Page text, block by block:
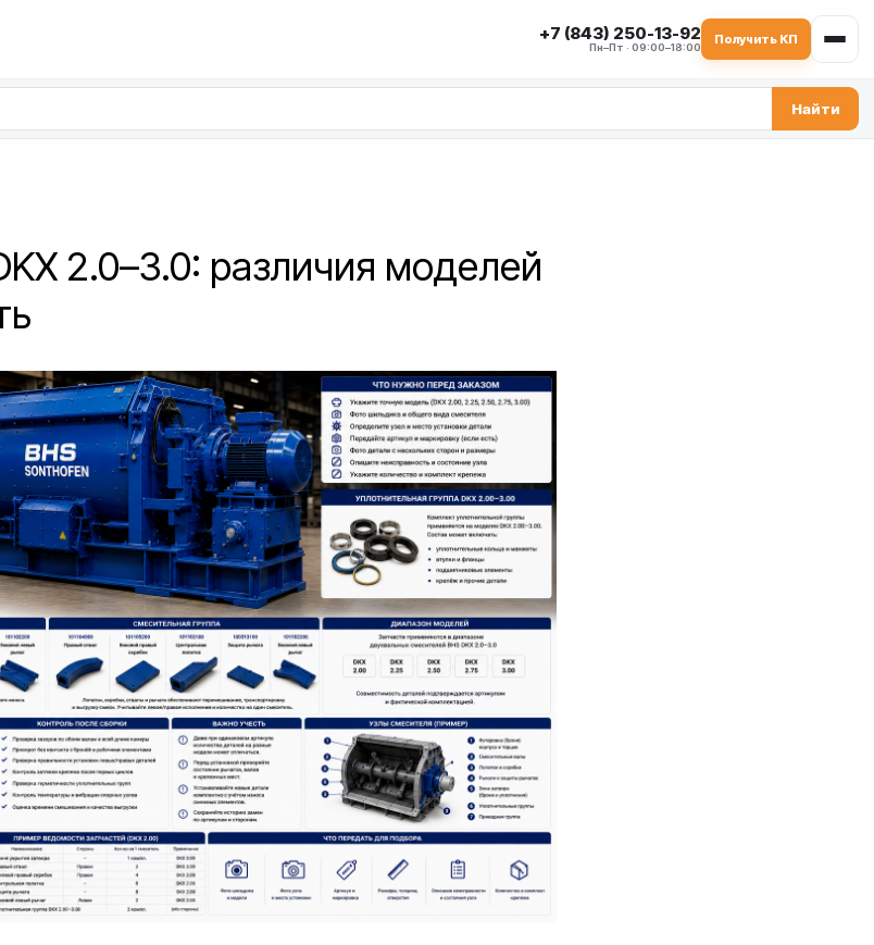
+7 (843) 250-13-92
Пн–Пт · 09:00–18:00
Получить КП
Найти
2.0–3.0: различия моделей